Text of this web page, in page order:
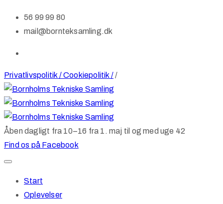
56 99 99 80
mail@bornteksamling.dk
Privatlivspolitik / Cookiepolitik //
Åben dagligt fra 10–16 fra 1. maj til og med uge 42
Find os på Facebook
Start
Oplevelser